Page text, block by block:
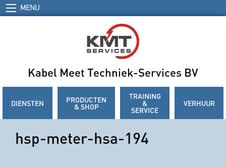
MENU
Kabel Meet Techniek-Services BV
DIENSTEN PRODUCTEN
& SHOP
TRAINING
&
SERVICE
VERHUUR
hsp-meter-hsa-194